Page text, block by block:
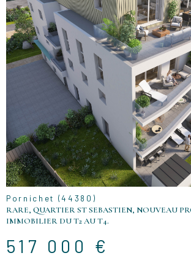
VOIR LE
BIEN
Pornichet (44380)
RARE, QUARTIER ST SEBASTIEN, NOUVEAU
IMMOBILIER DU T2 AU T4.
517 000 €